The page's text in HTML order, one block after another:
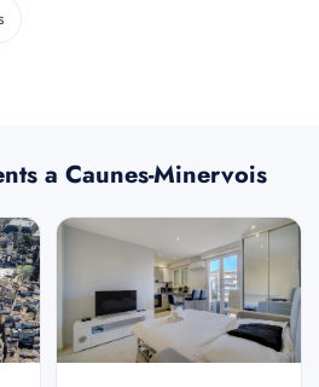
a Caunes-Minervois